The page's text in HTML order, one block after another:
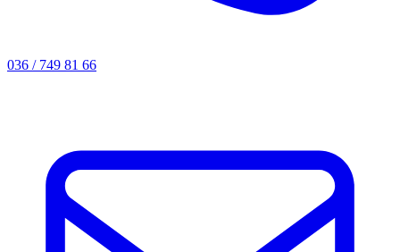
036 / 749 81 66